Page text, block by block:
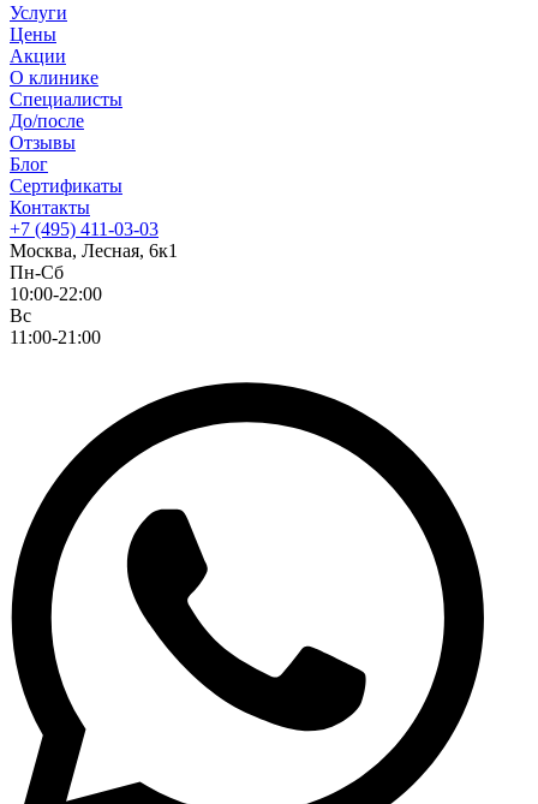
Услуги
Цены
Акции
О клинике
Специалисты
До/после
Отзывы
Блог
Сертификаты
Контакты
+7 (495) 411-03-03
Москва, Лесная, 6к1
Пн-Сб
10:00-22:00
Вс
11:00-21:00